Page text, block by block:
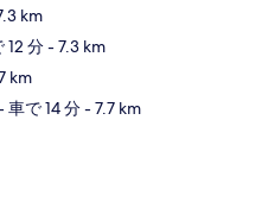
km
12 分- 7.3 km
km
車で 14 分- 7.7 km